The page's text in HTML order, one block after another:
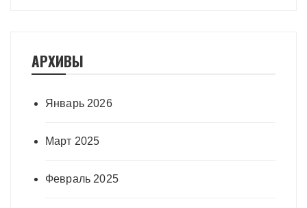
АРХИВЫ
Январь 2026
Март 2025
Февраль 2025